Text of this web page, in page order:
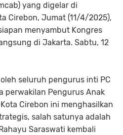
yang digelar di
Cirebon, Jumat (11/4/2025),
menyambut Kongres
di Jakarta. Sabtu, 12
seluruh pengurus inti PC
perwakilan Pengurus Anak
Cirebon ini menghasilkan
salah satunya adalah
Saraswati kembali